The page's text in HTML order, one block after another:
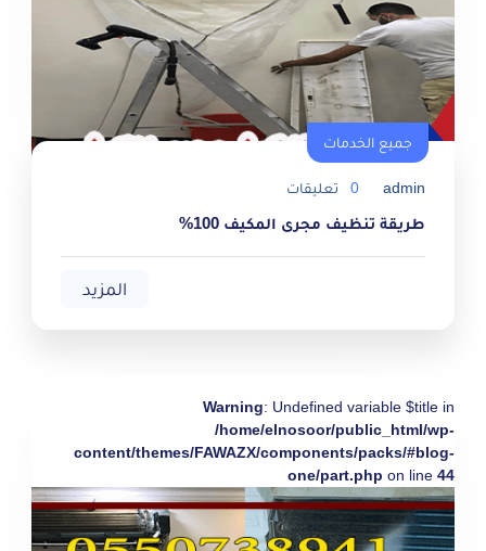
جميع الخدمات
admin
0 تعليقات
طريقة تنظيف مجرى المكيف 100%
المزيد
Warning: Undefined variable $title in
/home/elnosoor/public_html/wp-
content/themes/FAWAZX/components/packs/#blog-
one/part.php on line 44